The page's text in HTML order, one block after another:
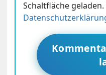
Schaltfläche